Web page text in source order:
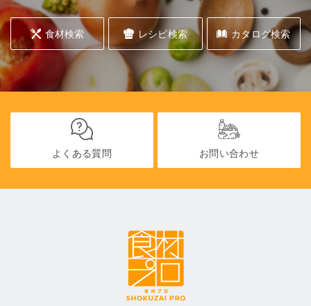
食材検索 レシピ検索 カタログ検索
よくある質問 お問い合わせ